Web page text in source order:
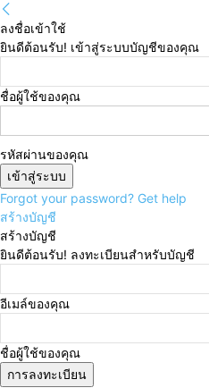
ลงชื่อเข้าใช้
ยินดีต้อนรับ! เข้าสู่ระบบบัญชีของคุณ
ชื่อผู้ใช้ของคุณ
รหัสผ่านของคุณ
Forgot your password? Get help
สร้างบัญชี
สร้างบัญชี
ยินดีต้อนรับ! ลงทะเบียนสำหรับบัญชี
อีเมล์ของคุณ
ชื่อผู้ใช้ของคุณ